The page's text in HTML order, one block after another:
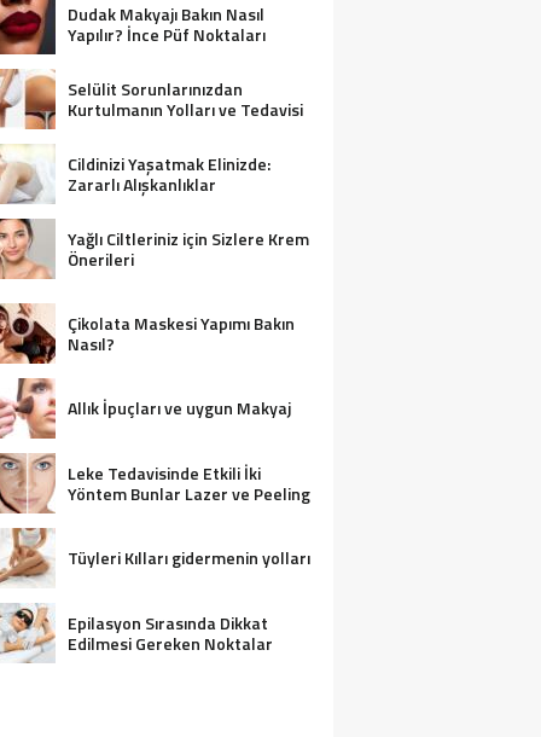
Dudak Makyajı Bakın Nasıl
Yapılır? İnce Püf Noktaları
Selülit Sorunlarınızdan
Kurtulmanın Yolları ve Tedavisi
Cildinizi Yaşatmak Elinizde:
Zararlı Alışkanlıklar
Yağlı Ciltleriniz için Sizlere Krem
Önerileri
Çikolata Maskesi Yapımı Bakın
Nasıl?
Allık İpuçları ve uygun Makyaj
Leke Tedavisinde Etkili İki
Yöntem Bunlar Lazer ve Peeling
Tüyleri Kılları gidermenin yolları
Epilasyon Sırasında Dikkat
Edilmesi Gereken Noktalar